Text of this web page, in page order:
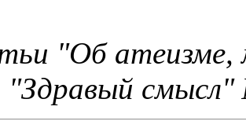
"Об атеизме,